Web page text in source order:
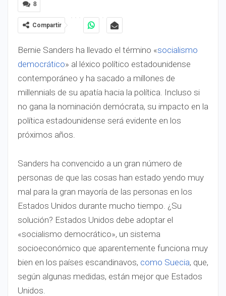
8
Compartir
Bernie Sanders ha llevado el término «socialismo
democrático» al léxico político estadounidense
contemporáneo y ha sacado a millones de
millennials de su apatía hacia la política. Incluso si
no gana la nominación demócrata, su impacto en la
política estadounidense será evidente en los
próximos años.
Sanders ha convencido a un gran número de
personas de que las cosas han estado yendo muy
mal para la gran mayoría de las personas en los
Estados Unidos durante mucho tiempo. ¿Su
solución? Estados Unidos debe adoptar el
«socialismo democrático», un sistema
socioeconómico que aparentemente funciona muy
bien en los países escandinavos, como Suecia, que,
según algunas medidas, están mejor que Estados
Unidos.